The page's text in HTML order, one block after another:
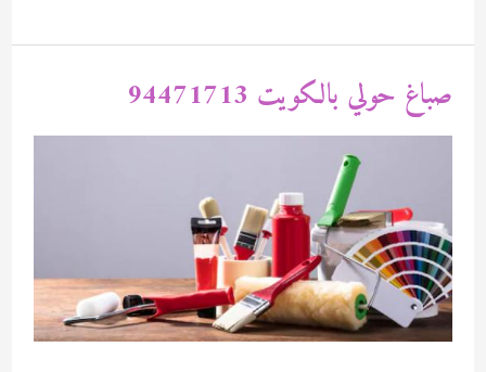
صباغ حولي بالكويت 94471713